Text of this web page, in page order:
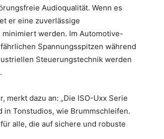
Audioqualität. Wenn es
er eine zuverlässige
werden. Im Automotive-
Spannungsspitzen während
Steuerungstechnik werden
merkt dazu an: „Die ISO-Uxx Serie
Tonstudios, wie Brummschleifen.
alle, die auf sichere und robuste